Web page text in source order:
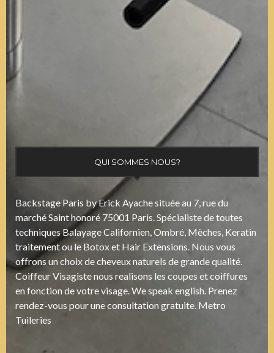
QUI SOMMES NOUS?
Backstage Paris by Erick Ayache située au 7, rue du
marché Saint honoré 75001 Paris. Spécialiste de toutes
techniques Balayage Californien, Ombré, Mèches, Keratin
traitement ou le Botox et Hair Extensions. Nous vous
offrons un choix de cheveux naturels de grande qualité.
Coiffeur Visagiste nous realisons les coupes et coiffures
en fonction de votre visage. We speak english. Prenez
rendez-vous pour une consultation gratuite. Metro
Tuileries